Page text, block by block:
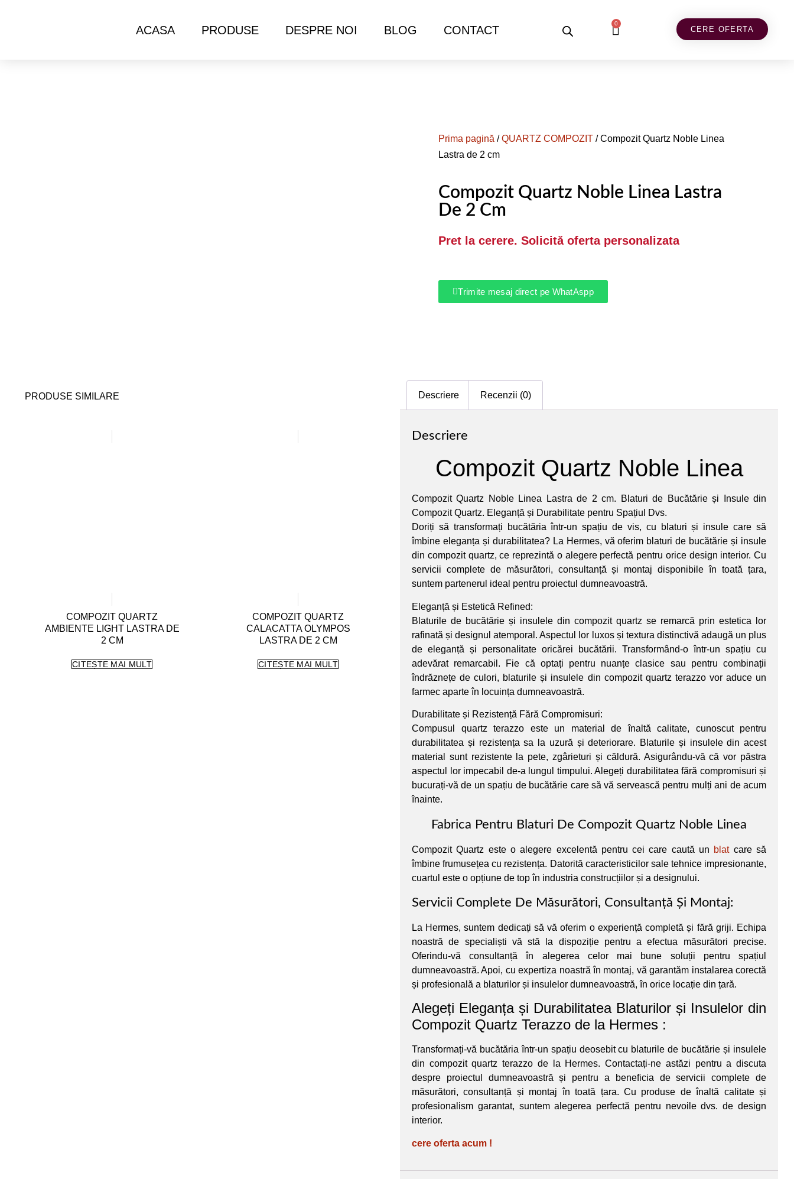
ACASA PRODUSE DESPRE NOI BLOG CONTACT
0
CERE OFERTA
Prima pagină /QUARTZ COMPOZIT / Compozit Quartz Noble Linea
Lastra de 2 cm
Compozit Quartz Noble Linea Lastra
De 2 Cm
Pret la cerere. Solicită oferta personalizata
Trimite mesaj direct pe WhatAspp
PRODUSE SIMILARE
COMPOZIT QUARTZ
AMBIENTE LIGHT LASTRA DE
2 CM
CITEȘTE MAI MULT
COMPOZIT QUARTZ
CALACATTA OLYMPOS
LASTRA DE 2 CM
CITEȘTE MAI MULT
Descriere Recenzii (0)
Descriere
Compozit Quartz Noble Linea
Compozit Quartz Noble Linea Lastra de 2 cm. Blaturi de Bucătărie și Insule din
Compozit Quartz. Eleganță și Durabilitate pentru Spațiul Dvs.
Doriți să transformați bucătăria într-un spațiu de vis, cu blaturi și insule care să
îmbine eleganța și durabilitatea? La Hermes, vă oferim blaturi de bucătărie și insule
din compozit quartz, ce reprezintă o alegere perfectă pentru orice design interior. Cu
servicii complete de măsurători, consultanță și montaj disponibile în toată țara,
suntem partenerul ideal pentru proiectul dumneavoastră.
Eleganță și Estetică Refined:
Blaturile de bucătărie și insulele din compozit quartz se remarcă prin estetica lor
rafinată și designul atemporal. Aspectul lor luxos și textura distinctivă adaugă un plus
de eleganță și personalitate oricărei bucătării. Transformând-o într-un spațiu cu
adevărat remarcabil. Fie că optați pentru nuanțe clasice sau pentru combinații
îndrăznețe de culori, blaturile și insulele din compozit quartz terazzo vor aduce un
farmec aparte în locuința dumneavoastră.
Durabilitate și Rezistență Fără Compromisuri:
Compusul quartz terazzo este un material de înaltă calitate, cunoscut pentru
durabilitatea și rezistența sa la uzură și deteriorare. Blaturile și insulele din acest
material sunt rezistente la pete, zgârieturi și căldură. Asigurându-vă că vor păstra
aspectul lor impecabil de-a lungul timpului. Alegeți durabilitatea fără compromisuri și
bucurați-vă de un spațiu de bucătărie care să vă servească pentru mulți ani de acum
înainte.
Fabrica Pentru Blaturi De Compozit Quartz Noble Linea
Compozit Quartz este o alegere excelentă pentru cei care caută un blatcare să
îmbine frumusețea cu rezistența. Datorită caracteristicilor sale tehnice impresionante,
cuartul este o opțiune de top în industria construcțiilor și a designului.
Servicii Complete De Măsurători, Consultanță Și Montaj:
La Hermes, suntem dedicați să vă oferim o experiență completă și fără griji. Echipa
noastră de specialiști vă stă la dispoziție pentru a efectua măsurători precise.
Oferindu-vă consultanță în alegerea celor mai bune soluții pentru spațiul
dumneavoastră. Apoi, cu expertiza noastră în montaj, vă garantăm instalarea corectă
și profesională a blaturilor și insulelor dumneavoastră, în orice locație din țară.
Alegeți Eleganța și Durabilitatea Blaturilor și Insulelor din
Compozit Quartz Terazzo de la Hermes :
Transformați-vă bucătăria într-un spațiu deosebit cu blaturile de bucătărie și insulele
din compozit quartz terazzo de la Hermes. Contactați-ne astăzi pentru a discuta
despre proiectul dumneavoastră și pentru a beneficia de servicii complete de
măsurători, consultanță și montaj în toată țara. Cu produse de înaltă calitate și
profesionalism garantat, suntem alegerea perfectă pentru nevoile dvs. de design
interior.
cere oferta acum !